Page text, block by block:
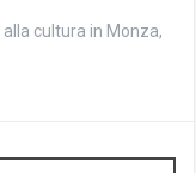
cultura in Monza,